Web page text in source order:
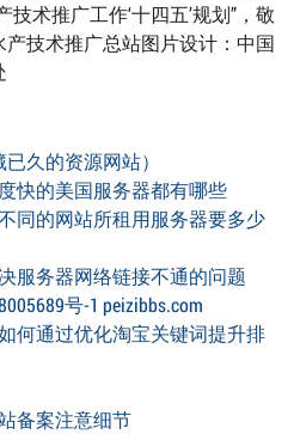
术推广工作‘十四五’规划”，敬
技术推广总站图片设计：中国
久的资源网站）
快的美国服务器都有哪些
同的网站所租用服务器要多少
服务器网络链接不通的问题
号-1 peizibbs.com
何通过优化淘宝关键词提升排
备案注意细节